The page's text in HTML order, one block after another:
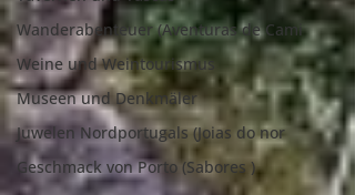
Wanderabenteuer (Aventuras de Cami
Weine und Weintourismus
Museen und Denkmäler
Juwelen Nordportugals (Joias do nor
Geschmack von Porto (Sabores )